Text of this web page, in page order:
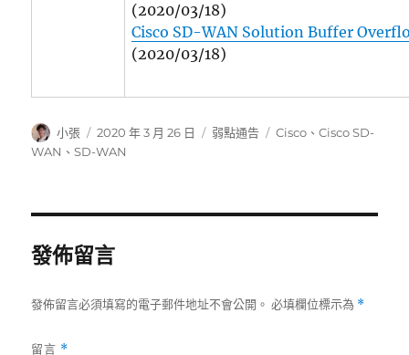
(2020/03/18)
Cisco SD-WAN Solution Buffer
(2020/03/18)
作
者
小張
發
佈
2020 年 3 月 26 日
分
弱點通告
標
Cisco 、Cisco SD-
WAN 、SD-WAN
發佈留言
發佈留言必須填寫的電子郵件地址不會公開。 必填欄位標示為 *
留言 *